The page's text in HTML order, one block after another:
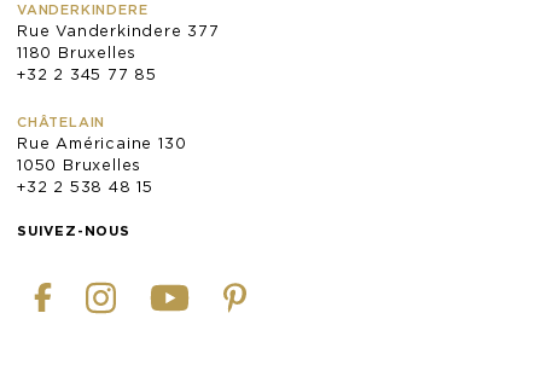
VANDERKINDERE
Rue Vanderkindere 377
1180 Bruxelles
+32 2 345 77 85
CHÂTELAIN
Rue Américaine 130
1050 Bruxelles
+32 2 538 48 15
SUIVEZ-NOUS